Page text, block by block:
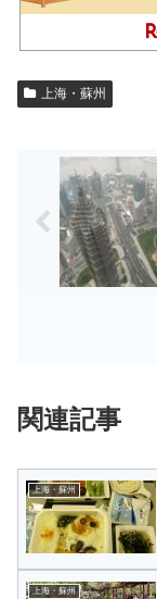
上海・蘇州
関連記事
上海・蘇州
上海・蘇州